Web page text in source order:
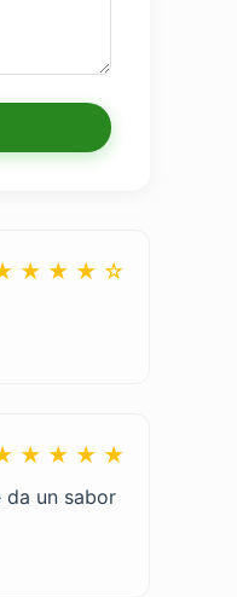
★ ★ ★ ☆
★ ★ ★ ★
da un sabor